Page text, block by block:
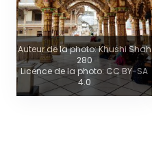
Auteur de la photo: Khushi Shah
280
Licence de la photo: CC BY-SA
4.0